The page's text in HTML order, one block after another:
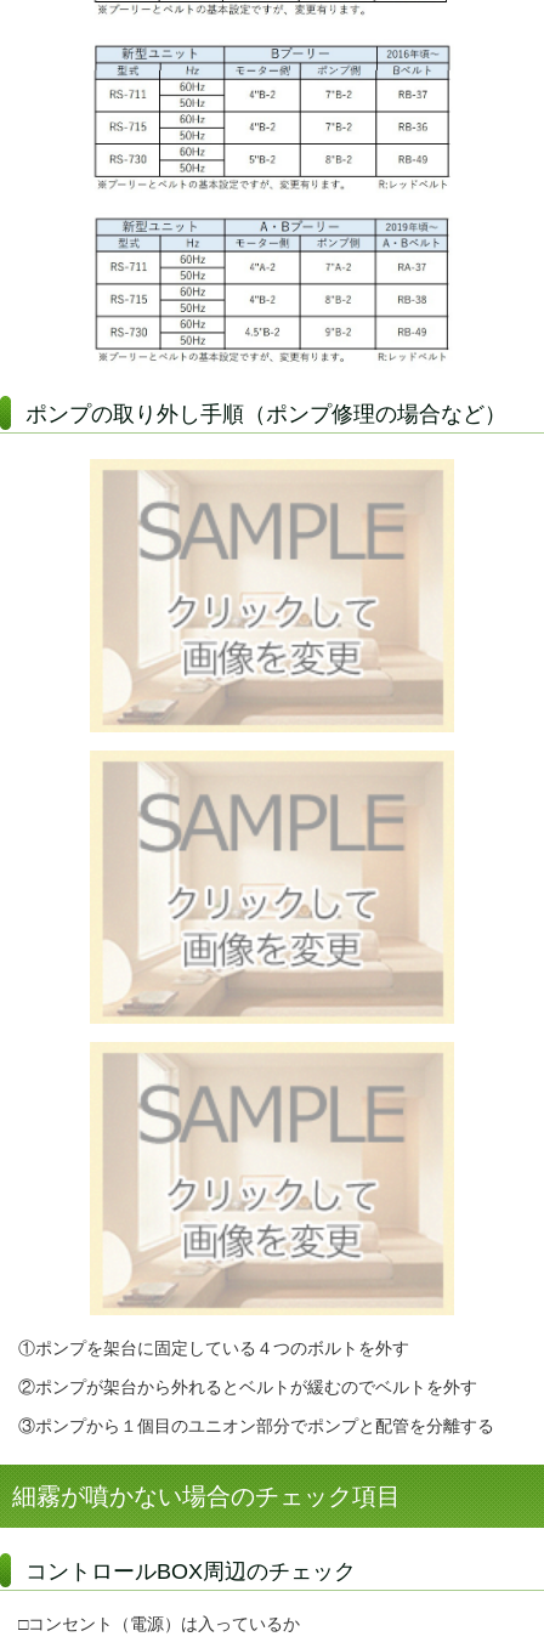
ポンプの取り外し手順（ポンプ修理の場合など）
①ポンプを架台に固定している４つのボルトを外す
②ポンプが架台から外れるとベルトが緩むのでベルトを外す
③ポンプから１個目のユニオン部分でポンプと配管を分離する
細霧が噴かない場合のチェック項目
コントロールBOX周辺のチェック
□コンセント（電源）は入っているか